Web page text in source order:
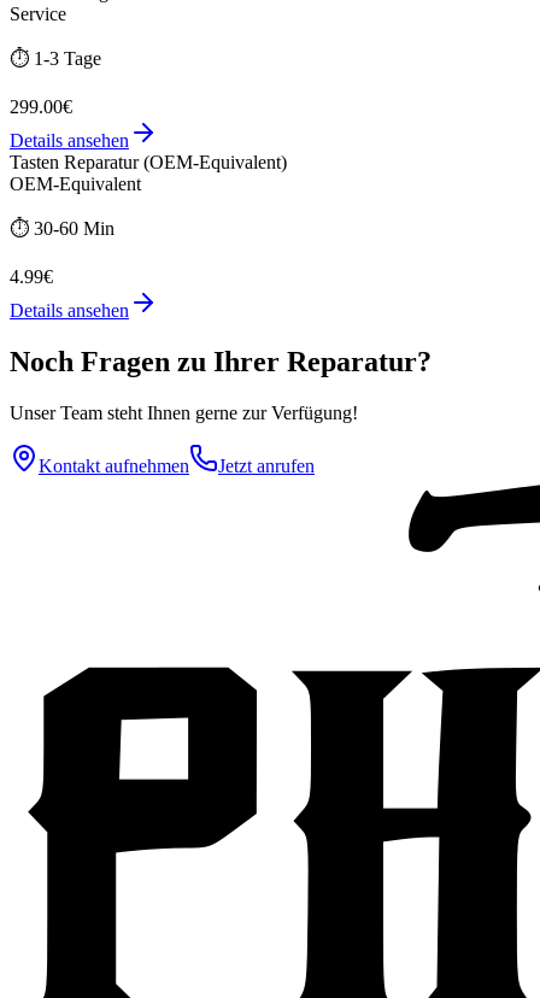
Service
⏱️ 1-3 Tage
299.00€
Details ansehen
Tasten Reparatur (OEM-Equivalent)
OEM-Equivalent
⏱️ 30-60 Min
4.99€
Details ansehen
Noch Fragen zu Ihrer Reparatur?
Unser Team steht Ihnen gerne zur Verfügung!
Kontakt aufnehmen Jetzt anrufen